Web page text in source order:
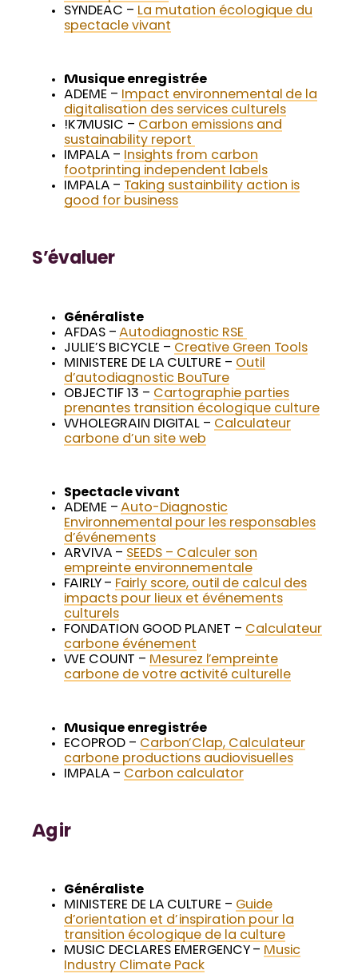
SYNDEAC – La mutation écologique du
spectacle vivant
Musique enregistrée
ADEME –
Impact environnemental de la
digitalisation des services culturels
!K7MUSIC – Carbon emissions and
sustainability report
IMPALA –
Insights from carbon
footprinting independent labels
IMPALA – Taking sustainbility action is
good for business
S’évaluer
Généraliste
AFDAS – Autodiagnostic RSE
JULIE’S BICYCLE – Creative Green Tools
MINISTERE DE LA CULTURE – Outil
d’autodiagnostic BouTure
OBJECTIF 13 – Cartographie parties
prenantes transition écologique culture
WHOLEGRAIN DIGITAL – Calculateur
carbone d’un site web
Spectacle vivant
ADEME – Auto-Diagnostic
Environnemental pour les responsables
d’événements
ARVIVA – SEEDS – Calculer son
empreinte environnementale
FAIRLY – Fairly score, outil de calcul des
impacts pour lieux et événements
culturels
FONDATION GOOD PLANET – Calculateur
carbone événement
WE COUNT – Mesurez l’empreinte
carbone de votre activité culturelle
Musique enregistrée
ECOPROD – Carbon’Clap, Calculateur
carbone productions audiovisuelles
IMPALA – Carbon calculator
Agir
Généraliste
MINISTERE DE LA CULTURE – Guide
d’orientation et d’inspiration pour la
transition écologique de la culture
MUSIC DECLARES EMERGENCY – Music
Industry Climate Pack